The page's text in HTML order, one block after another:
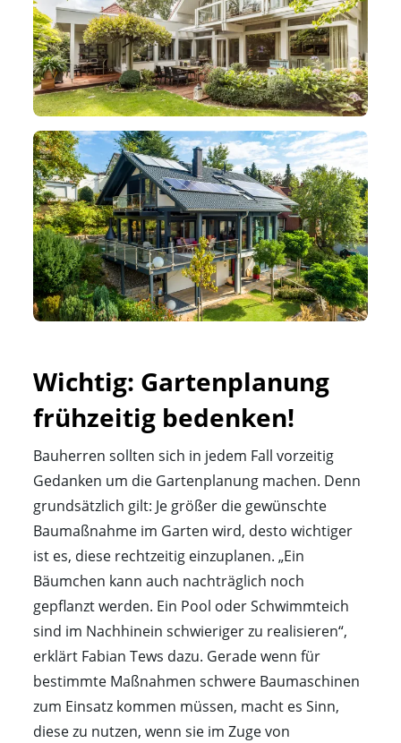
Wichtig: Gartenplanung
frühzeitig bedenken!
Bauherren sollten sich in jedem Fall vorzeitig
Gedanken um die Gartenplanung machen. Denn
grundsätzlich gilt: Je größer die gewünschte
Baumaßnahme im Garten wird, desto wichtiger
ist es, diese rechtzeitig einzuplanen. „Ein
Bäumchen kann auch nachträglich noch
gepflanzt werden. Ein Pool oder Schwimmteich
sind im Nachhinein schwieriger zu realisieren“,
erklärt Fabian Tews dazu. Gerade wenn für
bestimmte Maßnahmen schwere Baumaschinen
zum Einsatz kommen müssen, macht es Sinn,
diese zu nutzen, wenn sie im Zuge von